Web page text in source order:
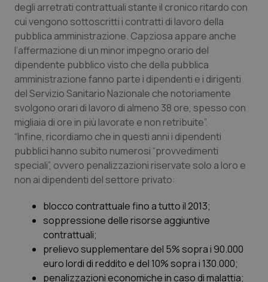
Valle D’Aosta
Veneto
Oncodermatologia
Oncoematologia
Oncologia & Nutrizione
Psoriasi & pelle
Quotidiano Cardiologia
Quotidiano Chirurgia
Quotidiano Oncologia
Quotidiano Pediatria
Rene & patologie urogenitali
degli arretrati contrattuali stante il cronico ritardo con
cui vengono sottoscritti i contratti di lavoro della
pubblica amministrazione. Capziosa appare anche
l’affermazione di un minor impegno orario del
dipendente pubblico visto che della pubblica
amministrazione fanno parte i dipendenti e i dirigenti
del Servizio Sanitario Nazionale che notoriamente
svolgono orari di lavoro di almeno 38 ore, spesso con
migliaia di ore in più lavorate e non retribuite”.
“Infine, ricordiamo che in questi anni i dipendenti
pubblici hanno subito numerosi “provvedimenti
speciali”, ovvero penalizzazioni riservate solo a loro e
non ai dipendenti del settore privato:
blocco contrattuale fino a tutto il 2013;
soppressione delle risorse aggiuntive
contrattuali;
prelievo supplementare del 5% sopra i 90.000
euro lordi di reddito e del 10% sopra i 130.000;
penalizzazioni economiche in caso di malattia;